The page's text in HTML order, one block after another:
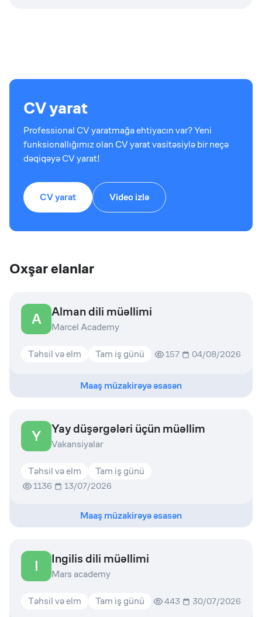
CV yarat
Professional CV yaratmağa ehtiyacın var? Yeni
funksionallığımız olan CV yarat vasitəsiylə bir neçə
dəqiqəyə CV yarat!
CV yarat Video izlə
Oxşar elanlar
A Alman dili müəllimi
Marcel Academy
Təhsil və elm Tam iş günü 157 04/08/2026
Maaş müzakirəyə əsasən
Y Yay düşərgələri üçün müəllim
Vakansiyalar
Təhsil və elm Tam iş günü
1136 13/07/2026
Maaş müzakirəyə əsasən
I Ingilis dili müəllimi
Mars academy
Təhsil və elm Tam iş günü 443 30/07/2026